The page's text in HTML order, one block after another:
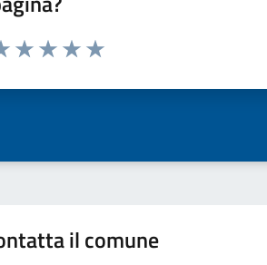
da 1 a 5 stelle la pagina
il comune